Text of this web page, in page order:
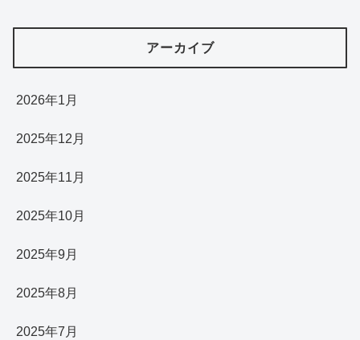
アーカイブ
2026年1月
2025年12月
2025年11月
2025年10月
2025年9月
2025年8月
2025年7月